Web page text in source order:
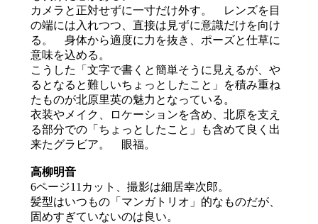
カメラと正対せずに一寸だけ外す。 レンズを目
の端には入れつつ、直接は見ずに意識だけを向け
る。 身体から適度に力を抜き、ポーズと仕草に
意味を込める。
こうした「文字で書くと簡単そうに見えるが、や
るとなると難しいちょっとしたこと」を積み重ね
たものが北原里英の魅力となっている。
衣装やメイク、ロケーションを含め、北原を支え
る部分での「ちょっとしたこと」も含めて良く出
来たグラビア。 眼福。
高柳明音
6ページ11カット、撮影は細居幸次郎。
髪型はいつもの「マンガトリオ」的なものだが、
固めすぎていないのは良い。